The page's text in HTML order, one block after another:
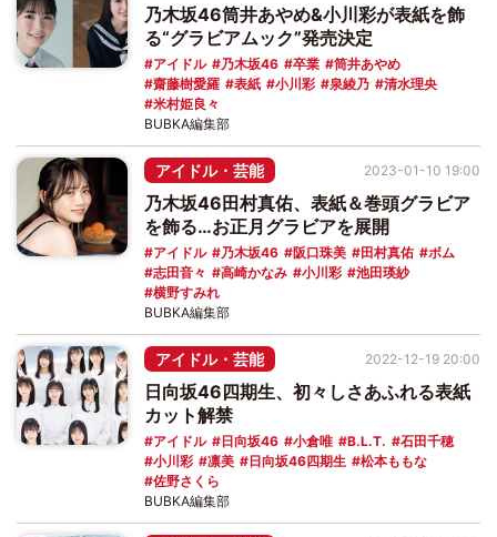
乃木坂46筒井あやめ&小川彩が表紙を飾
る“グラビアムック”発売決定
アイドル 乃木坂46 卒業
筒井あやめ
齋藤樹愛羅
表紙 小川彩 泉綾乃
清水理央
米村姫良々
BUBKA編集部
アイドル・芸能
乃木坂46田村真佑、表紙＆巻頭グラビア
を飾る…お正月グラビアを展開
アイドル 乃木坂46 阪口珠美 田村真佑
ボム
志田音々
高崎かなみ 小川彩
池田瑛紗
横野すみれ
2023-01-10 19:00
BUBKA編集部
アイドル・芸能
日向坂46四期生、初々しさあふれる表紙
カット解禁
アイドル 日向坂46 小倉唯 B.L.T.
石田千穂
小川彩
凛美 日向坂46四期生
松本ももな
佐野さくら
2022-12-19 20:00
BUBKA編集部